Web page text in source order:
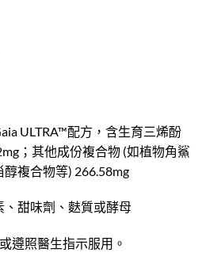
ULTRA™配方，含生育三烯酚
；其他成份複合物 (如植物角鯊
複合物等) 266.58mg
甜味劑、麩質或酵母
遵照醫生指示服用。